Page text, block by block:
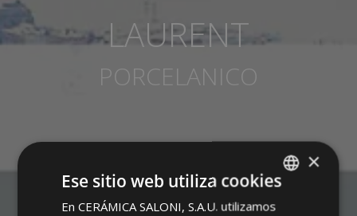
LAURENT
PORCELANICO
SPANISH
×
Ese sitio web utiliza cookies
En CERÁMICA SALONI, S.A.U. utilizamos